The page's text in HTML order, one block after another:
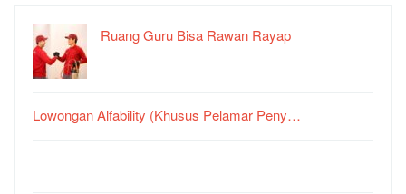
Ruang Guru Bisa Rawan Rayap
Lowongan Alfability (Khusus Pelamar Peny…